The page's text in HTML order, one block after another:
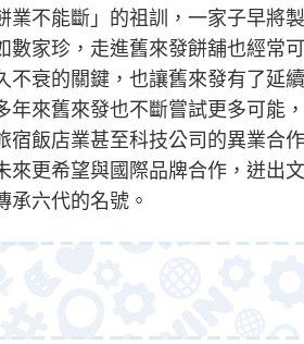
業不能斷」的祖訓，一家子早將
數家珍，走進舊來發餅舖也經常
不衰的關鍵，也讓舊來發有了延
年來舊來發也不斷嘗試更多可能
宿飯店業甚至科技公司的異業合
來更希望與國際品牌合作，迸出
承六代的名號。